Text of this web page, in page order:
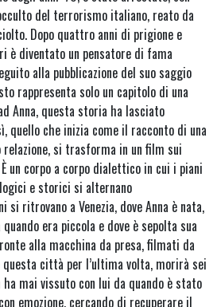
del terrorismo italiano, reato da
Dopo quattro anni di prigione e
è diventato un pensatore di fama
alla pubblicazione del suo saggio
rappresenta solo un capitolo di una
Anna, questa storia ha lasciato
quello che inizia come il racconto di una
si trasforma in un film sui
un corpo a corpo dialettico in cui i piani
e storici si alternano
si ritrovano a Venezia, dove Anna è nata,
era piccola e dove è sepolta sua
alla macchina da presa, filmati da
questa città per l’ultima volta, morirà sei
ha mai vissuto con lui da quando è stato
emozione, cercando di recuperare il